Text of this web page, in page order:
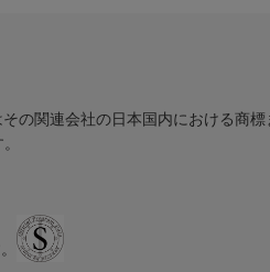
の関連会社の日本国内における商標